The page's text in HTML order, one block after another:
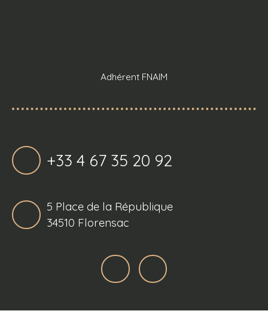
Adhérent FNAIM
+33 4 67 35 20 92
5 Place de la République
34510 Florensac